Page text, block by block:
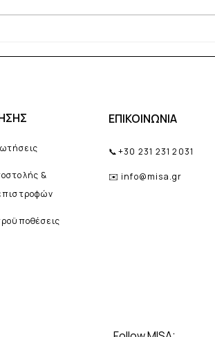
καλοκαίρι; 6 λάθη που κάνουν
&
ΕΠΙΚΟΙΝΩΝΙΑ
📞+30 231 231 2031
✉️ info@misa.gr